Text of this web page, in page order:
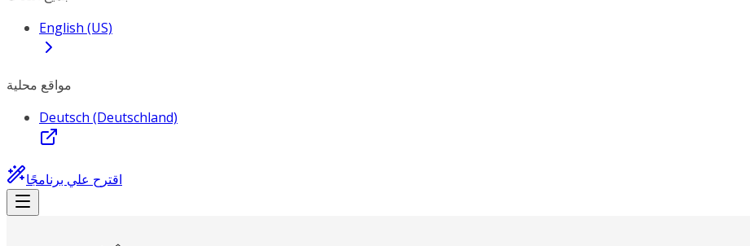
English (US)
مواقع محلية
Deutsch (Deutschland)
اقترح علي برنامجًا